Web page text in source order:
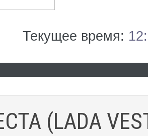
Текущее время:
(LADA